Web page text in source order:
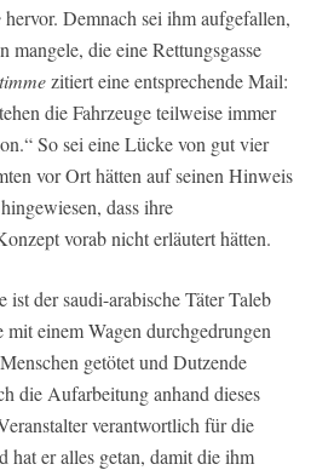
hervor. Demnach sei ihm aufgefallen,
mangele, die eine Rettungsgasse
zitiert eine entsprechende Mail:
die Fahrzeuge teilweise immer
So sei eine Lücke von gut vier
vor Ort hätten auf seinen Hinweis
dass ihre
vorab nicht erläutert hätten.
ist der saudi-arabische Täter Taleb
einem Wagen durchgedrungen
getötet und Dutzende
die Aufarbeitung anhand dieses
verantwortlich für die
hat er alles getan, damit die ihm